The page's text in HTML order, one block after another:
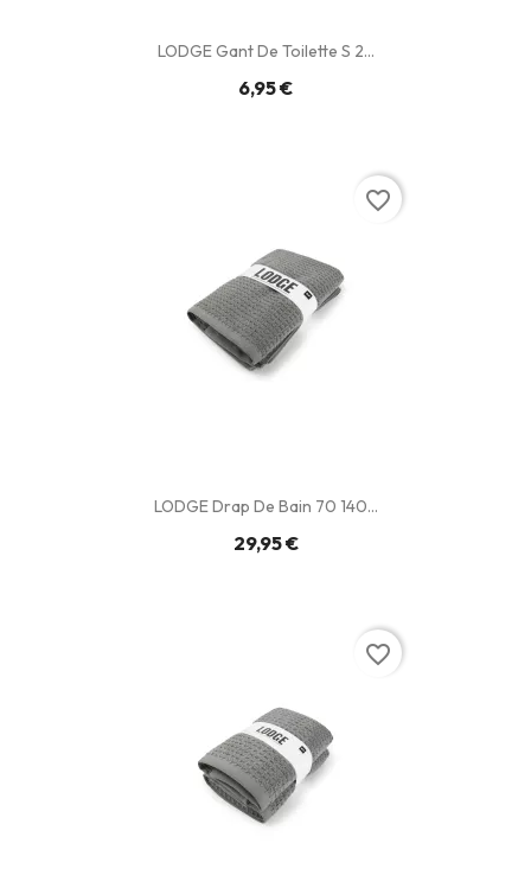
LODGE Gant De Toilette S 2...
6,95 €
LODGE Drap De Bain 70 140...
29,95 €
favorite_border
favorite_border